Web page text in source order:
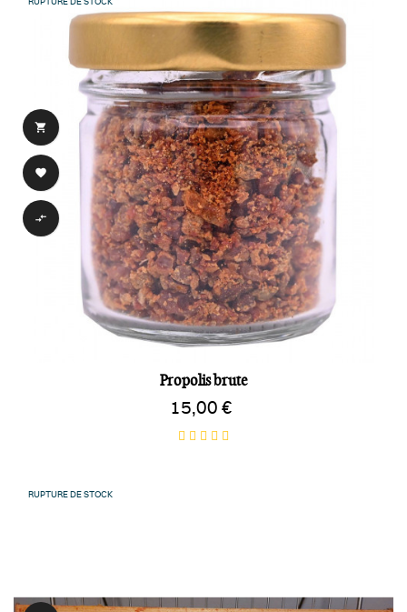



Propolis brute
15,00 €
RUPTURE DE STOCK